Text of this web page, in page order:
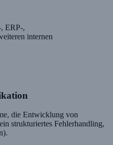
ERP-,
internen
die Entwicklung von
strukturiertes Fehlerhandling,